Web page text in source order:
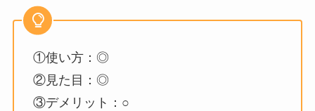
①使い方：◎
②見た目：◎
③デメリット：○